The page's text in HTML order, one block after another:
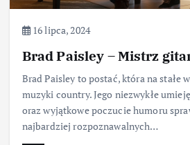
16 lipca, 2024
Brad Paisley – Mistrz
Brad Paisley to postać, która na stałe
muzyki country. Jego niezwykłe
oraz wyjątkowe poczucie humoru
najbardziej rozpoznawalnych…